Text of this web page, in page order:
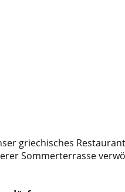
griechisches
Sommerterrasse